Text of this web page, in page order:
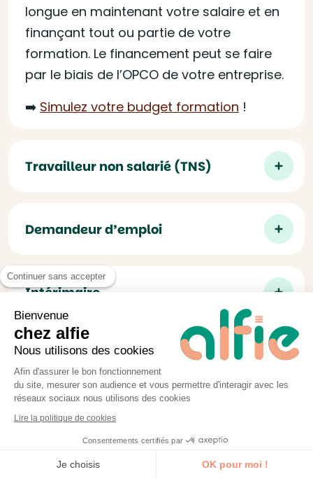
longue en maintenant votre salaire et en
finançant tout ou partie de votre
formation. Le financement peut se faire
par le biais de l’OPCO de votre entreprise.
➡️ Simulez votre budget formation !
Travailleur non salarié (TNS)
Demandeur d’emploi
Intérimaire
Les points forts des
formations alfie
Continuer sans accepter
Bienvenue
chez alfie
Nous utilisons des cookies
Afin d'assurer le bon fonctionnement
du site, mesurer son audience et vous permettre d'interagir avec les
réseaux sociaux nous utilisons des cookies
Lire la politique de cookies
Consentements certifiés par
Je choisis OK pour moi !